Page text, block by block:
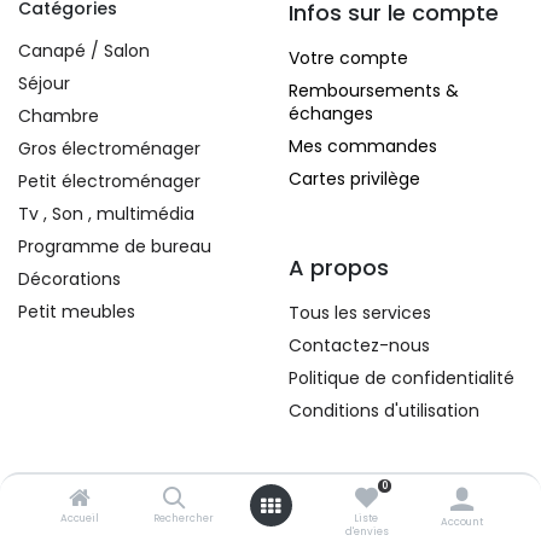
Accueil Rechercher
0
Liste
d'envies
Account
Catégories
Canapé / Salon
Séjour
Chambre
Gros électroménager
Petit électroménager
Tv , Son , multimédia
Programme de bureau
Décorations
Petit meubles
Infos sur le compte
Votre compte
Remboursements &
échanges
Mes commandes
Cartes privilège
A propos
Tous les services
Contactez-nous
Politique de confidentialité
Conditions d'utilisation
Contacts